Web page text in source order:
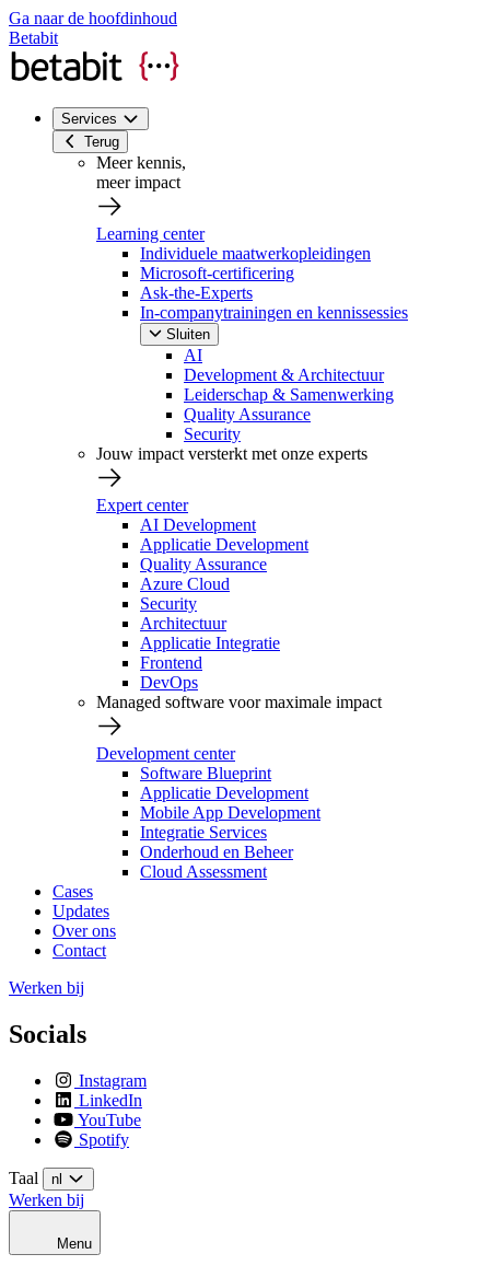
Ga naar de hoofdinhoud
Betabit
Services
Terug
Meer kennis,
meer impact
Learning center
Individuele maatwerkopleidingen
Microsoft-certificering
Ask-the-Experts
In-companytrainingen en kennissessies
Sluiten
AI
Development & Architectuur
Leiderschap & Samenwerking
Quality Assurance
Security
Jouw impact versterkt met onze experts
Expert center
AI Development
Applicatie Development
Quality Assurance
Azure Cloud
Security
Architectuur
Applicatie Integratie
Frontend
DevOps
Managed software voor maximale impact
Development center
Software Blueprint
Applicatie Development
Mobile App Development
Integratie Services
Onderhoud en Beheer
Cloud Assessment
Cases
Updates
Over ons
Contact
Werken bij
Socials
Instagram
LinkedIn
YouTube
Spotify
Taal nl
Werken bij
Menu